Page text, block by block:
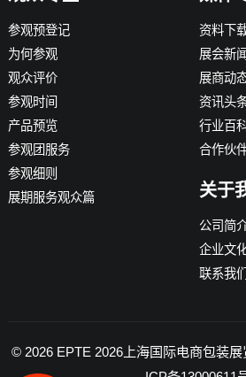
参观预登记
为何参观
观众评价
参观时间
产品预览
参观团服务
参观细则
展期服务观众篇
资料下
展会新闻
展商动
资讯头
行业百
合作伙
关于
公司简
企业文
联系我们
© 2026 EPTE 2026上海国际电商包装展